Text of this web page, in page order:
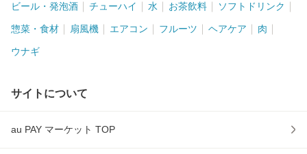
ビール・発泡酒 チューハイ 水 お茶飲料 ソフトドリンク
惣菜・食材 扇風機 エアコン フルーツ ヘアケア 肉
ウナギ
サイトについて
au PAY マーケット TOP